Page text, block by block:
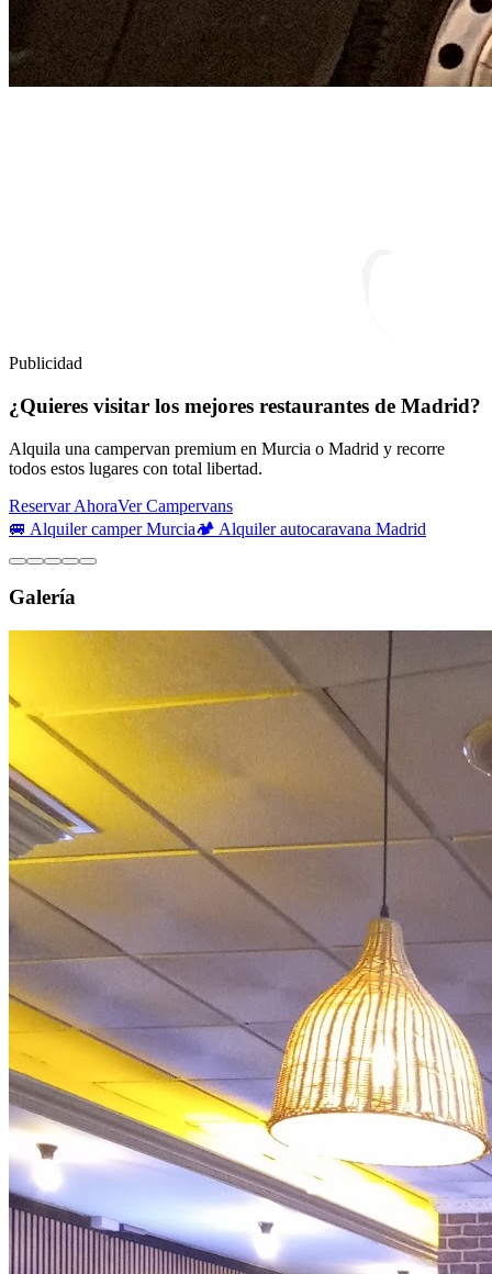
Publicidad
¿Quieres visitar los mejores restaurantes de Madrid?
Alquila una campervan premium en Murcia o Madrid y recorre
todos estos lugares con total libertad.
Reservar AhoraVer Campervans
🚐 Alquiler camper Murcia🏕️ Alquiler autocaravana Madrid
Galería